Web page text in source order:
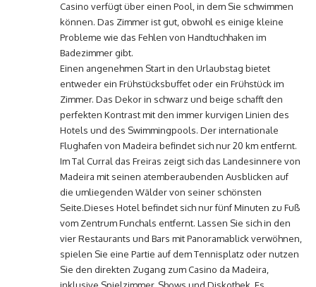
Casino verfügt über einen Pool, in dem Sie schwimmen
können. Das Zimmer ist gut, obwohl es einige kleine
Probleme wie das Fehlen von Handtuchhaken im
Badezimmer gibt.
Einen angenehmen Start in den Urlaubstag bietet
entweder ein Frühstücksbuffet oder ein Frühstück im
Zimmer. Das Dekor in schwarz und beige schafft den
perfekten Kontrast mit den immer kurvigen Linien des
Hotels und des Swimmingpools. Der internationale
Flughafen von Madeira befindet sich nur 20 km entfernt.
Im Tal Curral das Freiras zeigt sich das Landesinnere von
Madeira mit seinen atemberaubenden Ausblicken auf
die umliegenden Wälder von seiner schönsten
Seite.Dieses Hotel befindet sich nur fünf Minuten zu Fuß
vom Zentrum Funchals entfernt. Lassen Sie sich in den
vier Restaurants und Bars mit Panoramablick verwöhnen,
spielen Sie eine Partie auf dem Tennisplatz oder nutzen
Sie den direkten Zugang zum Casino da Madeira,